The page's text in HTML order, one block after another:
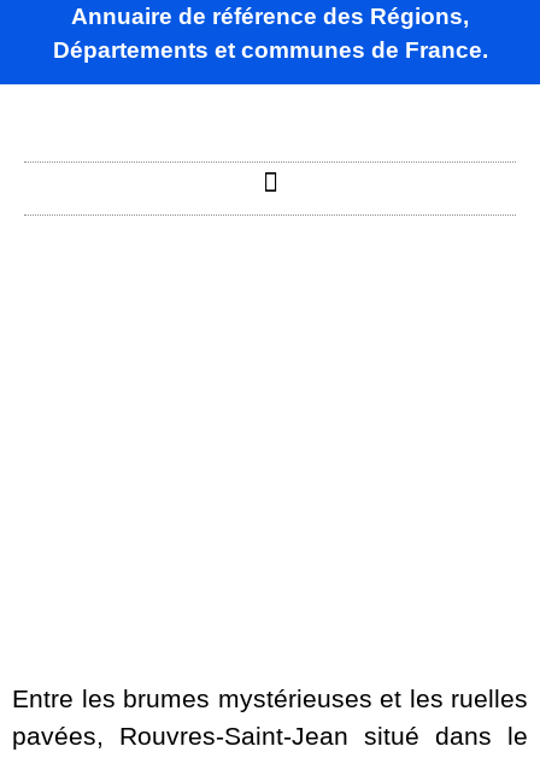
Annuaire de référence des Régions,
Départements et communes de France.
Entre les brumes mystérieuses et les ruelles
pavées, Rouvres-Saint-Jean situé dans le